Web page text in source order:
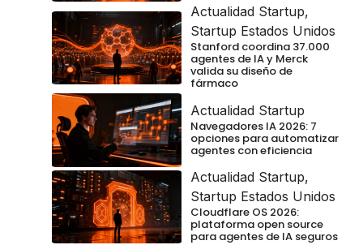
Actualidad Startup,
Startup Estados Unidos
Stanford coordina 37.000
agentes de IA y Merck
valida su diseño de
fármaco
Actualidad Startup
Navegadores IA 2026: 7
opciones para automatizar
agentes con eficiencia
Actualidad Startup,
Startup Estados Unidos
Cloudflare OS 2026:
plataforma open source
para agentes de IA seguros